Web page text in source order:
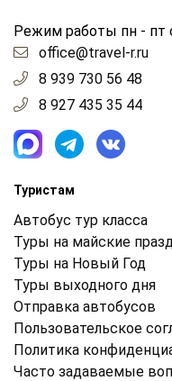
Режим работы пн - пт
office@travel-r.ru
8 939 730 56 48
8 927 435 35 44
Туристам
Автобус тур класса
Туры на майские
Туры на Новый Год
Туры выходного дня
Отправка автобусов
Пользовательское
Политика
Часто задаваемые